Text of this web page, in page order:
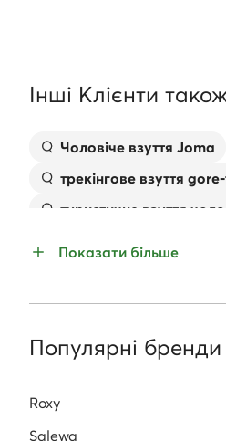
Всі товари з асортименту
Інші Клієнти
Чоловіче взуття Joma
трекінгове взуття
туристичне взуття
Показати більше
Популярні бренди
Roxy
Salewa